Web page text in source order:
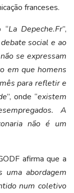
franceses.
“La Depeche.Fr”,
social e ao
se expressam
em que homens
para refletir e
”, onde “existem
A
não é um
afirma que a
uma abordagem
num coletivo